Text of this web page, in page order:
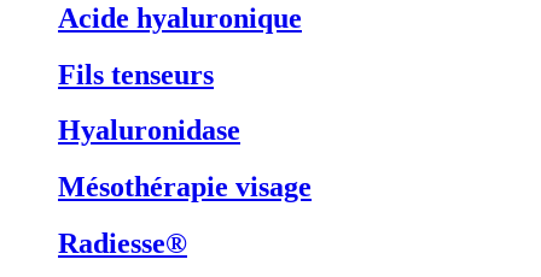
Acide hyaluronique
Fils tenseurs
Hyaluronidase
Mésothérapie visage
Radiesse®